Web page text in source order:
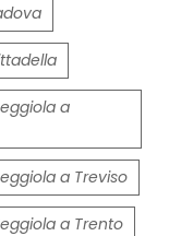
a
a Treviso
a Trento